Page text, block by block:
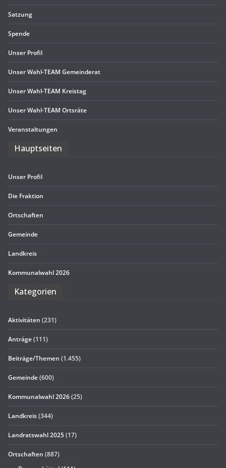
Sat­zung
Spende
Unser Pro­fil
Unser Wahl-TEAM Gemeinderat
Unser Wahl-TEAM Kreistag
Unser Wahl-TEAM Ortsräte
Ver­an­stal­tun­gen
Haupt­sei­ten
Unser Pro­fil
Die Frak­tion
Ort­schaf­ten
Gemeinde
Land­kreis
Kom­mu­nal­wahl 2026
Kate­go­rien
Aktivitäten (231)
Anträge(111)
Beiträge/Themen (1.455)
Gemeinde(600)
Kommunalwahl 2026(25)
Landkreis(344)
Landratswahl 2025(17)
Ortschaften (887)